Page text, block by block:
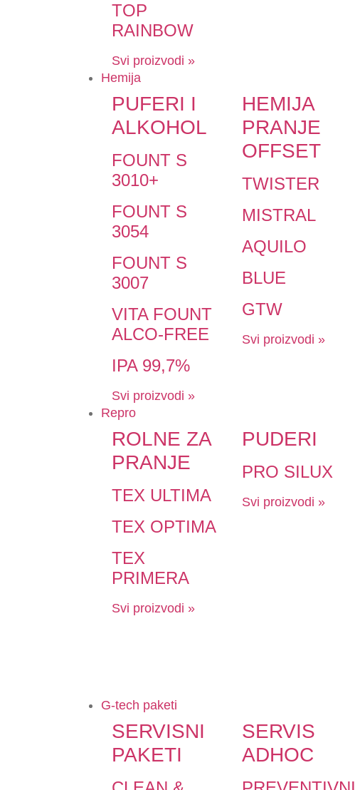
TOP
RAINBOW
Svi proizvodi »
Hemija
PUFERI I
ALKOHOL
FOUNT S
3010+
FOUNT S
3054
FOUNT S
3007
VITA FOUNT
ALCO-FREE
IPA 99,7%
Svi proizvodi »
HEMIJA
PRANJE
OFFSET
TWISTER
MISTRAL
AQUILO
BLUE
GTW
Svi proizvodi »
Repro
ROLNE ZA
PRANJE
TEX ULTIMA
TEX OPTIMA
TEX
PRIMERA
Svi proizvodi »
PUDERI
PRO SILUX
Svi proizvodi »
G-tech paketi
SERVISNI
PAKETI
SERVIS
ADHOC